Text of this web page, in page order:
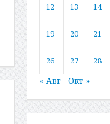
12 13 14
19 20 21
26 27 28
« Авг Окт »